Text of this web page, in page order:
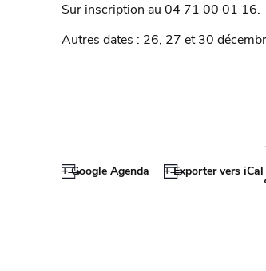
Sur inscription au 04 71 00 01 16.
Autres dates : 26, 27 et 30
+ Google Agenda + Exporter vers iCal